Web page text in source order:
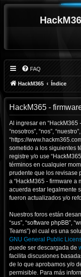
FAQ
HackM365 Índice
HackM365 -
Al ingresar en “HackM365
“nosotros”, “nos”,
“https://
sometido a los siguientes
registre y/o use
términos en cualquier
prudente que los revisase
a “HackM365 - firmware a
acuerda estar legalmente
fueron actualizados y/o
Nuestros foros están
“sus”, “software phpBB”,
Teams”) el cual es una
GNU General Public
puede ser descargada de
facilita discusiones
de lo que aprobamos y/o
permisible. Para más